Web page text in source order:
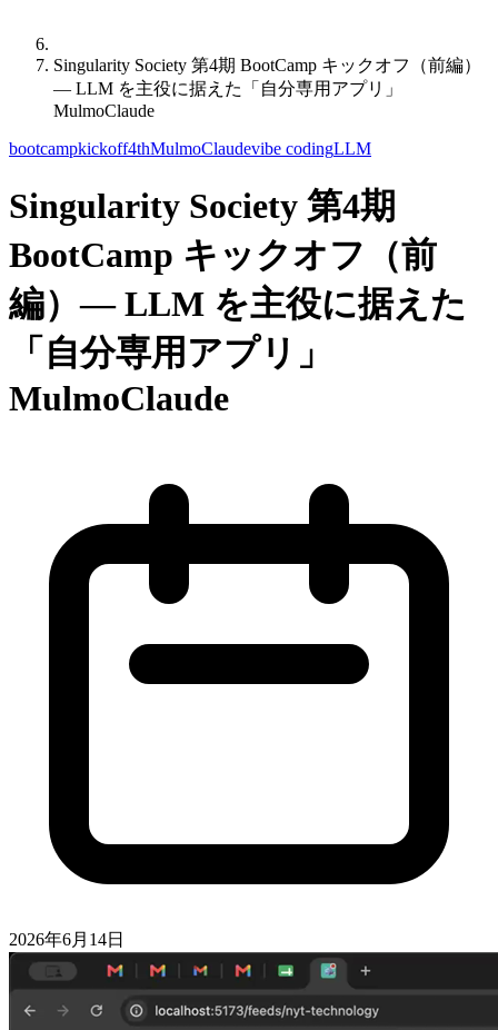
Singularity Society 第4期 BootCamp キックオフ（前編）
— LLM を主役に据えた「自分専用アプリ」
MulmoClaude
bootcampkickoff4thMulmoClaudevibe codingLLM
Singularity Society 第4期
BootCamp キックオフ（前
編）— LLM を主役に据えた
「自分専用アプリ」
MulmoClaude
2026年6月14日